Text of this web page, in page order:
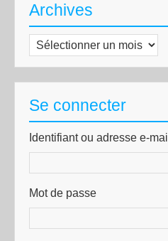
Archives
Archives
Se connecter
Identifiant ou adresse e-mail
Mot de passe